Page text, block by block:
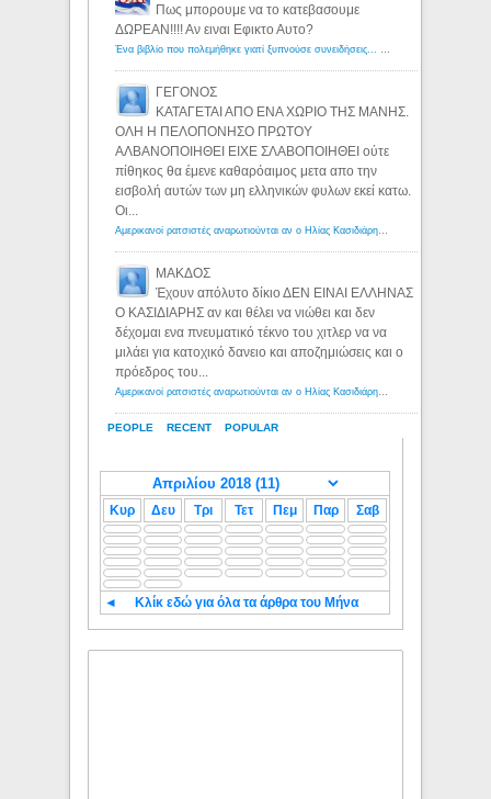
PEOPLE RECENT POPULAR
Πως μπορουμε να το κατεβασουμε
ΔΩΡΕΑΝ!!!! Αν ειναι Εφικτο Αυτο?
Ένα βιβλίο που πολεμήθηκε γιατί ξυπνούσε συνειδήσεις... - Λόγιος Ερμής | Η γνώση ξεκινάει με την αναζήτηση...
ΓΕΓΟΝΟΣ
ΚΑΤΑΓΕΤΑΙ ΑΠΟ ΕΝΑ ΧΩΡΙΟ ΤΗΣ ΜΑΝΗΣ.
ΟΛΗ Η ΠΕΛΟΠΟΝΗΣΟ ΠΡΩΤΟΥ
ΑΛΒΑΝΟΠΟΙΗΘΕΙ ΕΙΧΕ ΣΛΑΒΟΠΟΙΗΘΕΙ ούτε
πίθηκος θα έμενε καθαρόαιμος μετα απο την
εισβολή αυτών των μη ελληνικών φυλων εκεί κατω.
Οι...
Αμερικανοί ρατσιστές αναρωτιούνται αν ο Ηλίας Κασιδιάρης ανήκει στη λευκή φυλή... - Λόγιος Ερμής
ΜΑΚΔΟΣ
Έχουν απόλυτο δίκιο ΔΕΝ ΕΙΝΑΙ ΕΛΛΗΝΑΣ
Ο ΚΑΣΙΔΙΑΡΗΣ αν και θέλει να νιώθει και δεν
δέχομαι ενα πνευματικό τέκνο του χιτλερ να να
μιλάει για κατοχικό δανειο και αποζημιώσεις και ο
πρόεδρος του...
Αμερικανοί ρατσιστές αναρωτιούνται αν ο Ηλίας Κασιδιάρης ανήκει στη λευκή φυλή... - Λόγιος Ερμής
Κυρ Δευ Τρι Τετ Πεμ Παρ Σαβ
◄ Κλίκ εδώ για όλα τα άρθρα του Μήνα